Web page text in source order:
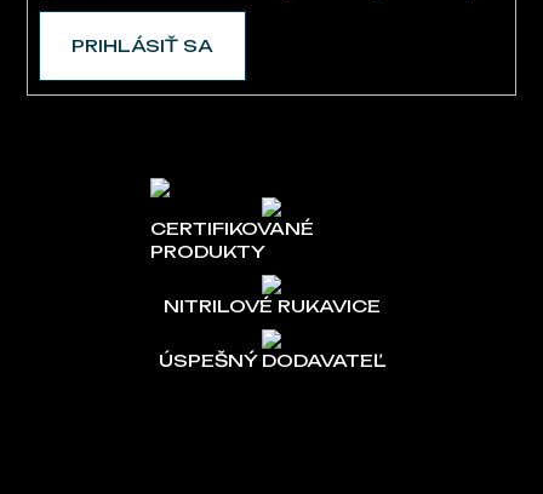
PRIHLÁSIŤ SA
CERTIFIKOVANÉ
PRODUKTY
NITRILOVÉ RUKAVICE
ÚSPEŠNÝ DODAVATEĽ